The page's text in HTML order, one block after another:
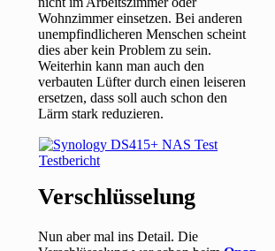
Wohnzimmer einsetzen. Bei anderen
unempfindlicheren Menschen scheint
dies aber kein Problem zu sein.
Weiterhin kann man auch den
verbauten Lüfter durch einen leiseren
ersetzen, dass soll auch schon den
Lärm stark reduzieren.
Verschlüsselung
Nun aber mal ins Detail. Die